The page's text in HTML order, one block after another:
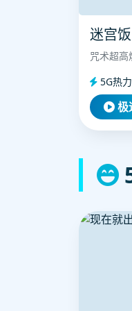
迷宫饭
咒术超高
5G热
极